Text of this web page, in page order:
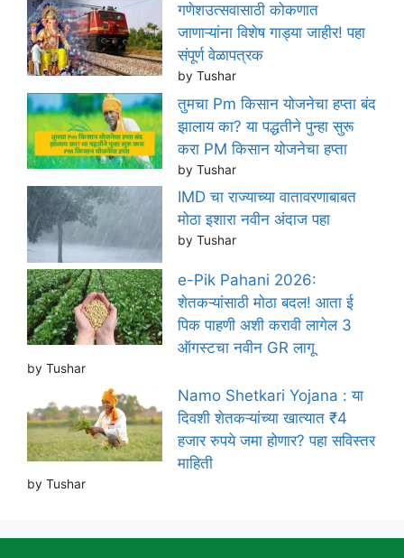
गणेशउत्सवासाठी कोकणात
जाणाऱ्यांना विशेष गाड्या जाहीर! पहा
संपूर्ण वेळापत्रक
by Tushar
तुमचा Pm किसान योजनेचा हप्ता बंद
झालाय का? या पद्धतीने पुन्हा सुरू
करा PM किसान योजनेचा हप्ता
by Tushar
IMD चा राज्याच्या वातावरणाबाबत
मोठा इशारा नवीन अंदाज पहा
by Tushar
e-Pik Pahani 2026:
शेतकऱ्यांसाठी मोठा बदल! आता ई
पिक पाहणी अशी करावी लागेल 3
ऑगस्टचा नवीन GR लागू
by Tushar
Namo Shetkari Yojana : या
दिवशी शेतकऱ्यांच्या खात्यात ₹4
हजार रुपये जमा होणार? पहा सविस्तर
माहिती
by Tushar